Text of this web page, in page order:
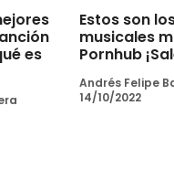
es
Estos son
musicales
Pornhub
Andrés Felipe
14/10/2022